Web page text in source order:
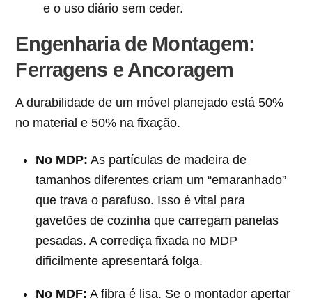
e o uso diário sem ceder.
Engenharia de Montagem:
Ferragens e Ancoragem
A durabilidade de um móvel planejado está 50%
no material e 50% na fixação.
No MDP: As partículas de madeira de
tamanhos diferentes criam um “emaranhado”
que trava o parafuso. Isso é vital para
gavetões de cozinha que carregam panelas
pesadas. A corrediça fixada no MDP
dificilmente apresentará folga.
No MDF: A fibra é lisa. Se o montador apertar